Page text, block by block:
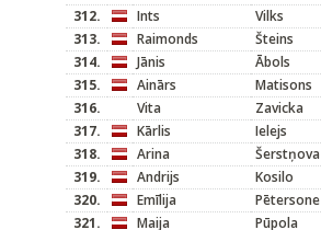
312.
Ints
Vilks
313.
Raimonds Šteins
314.
Jānis Ābols
315.
Ainārs Matisons
316.
Vita
Zavicka
317.
Kārlis Ielejs
318.
Arina
Šerstņova
319.
Andrijs Kosilo
320.
Emīlija Pētersone
321.
Maija Pūpola